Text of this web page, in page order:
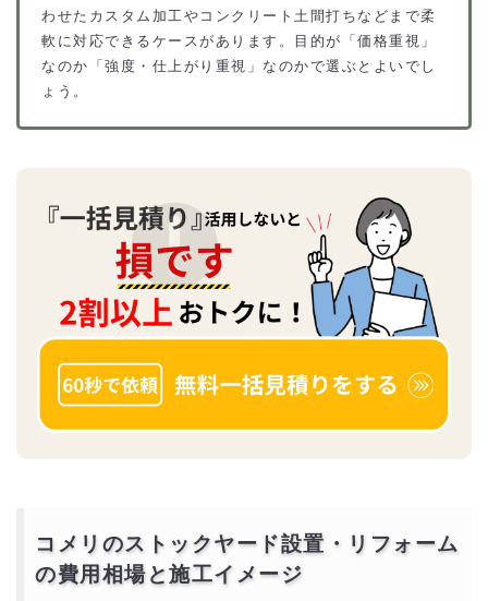
わせたカスタム加工やコンクリート土間打ちなどまで柔
軟に対応できるケースがあります。目的が「価格重視」
なのか「強度・仕上がり重視」なのかで選ぶとよいでし
ょう。
コメリのストックヤード設置・リフォーム
の費用相場と施工イメージ